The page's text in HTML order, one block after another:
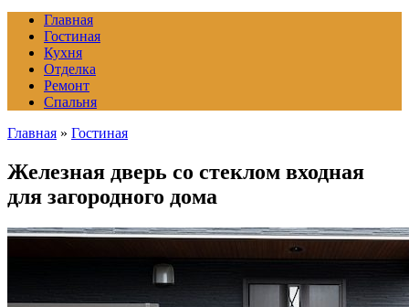
Главная
Гостиная
Кухня
Отделка
Ремонт
Спальня
Главная » Гостиная
Железная дверь со стеклом входная
для загородного дома